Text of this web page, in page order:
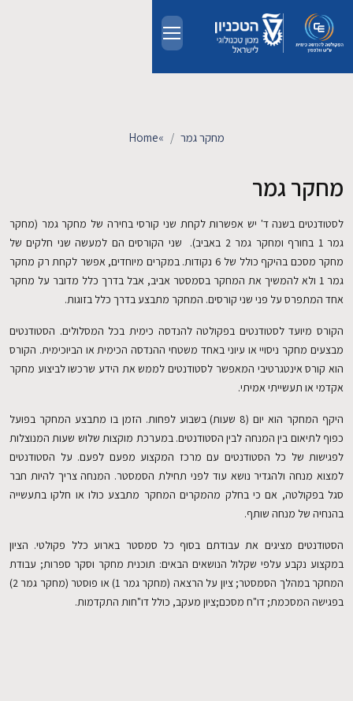
חדשות ואירועים
קשרי תעשייה
צרו קשר
Home» מחקר גמר
מחקר גמר
לסטודנטים בשנה ד' יש אפשרות לקחת שני קורסי בחירה של מחקר גמר (מחקר
גמר 1 בחורף ומחקר גמר 2 באביב). שני הקורסים הם למעשה שני חלקים של
מחקר מסכם בהיקף כולל של 6 נקודות. במקרים מיוחדים, אפשר לקחת רק מחקר
גמר 1 ולא להמשיך את המחקר בסמסטר אביב, אבל בדרך כלל מדובר על מחקר
אחד המתפרס על פני שני קורסים. המחקר מתבצע בדרך כלל בזוגות.
הקורס מיועד לסטודנטים בפקולטה להנדסה כימית בכל המסלולים. הסטודנטים
מבצעים מחקר ניסויי או עיוני באחד משטחי ההנדסה הכימית או הביוכימית. הקורס
הוא קורס אינטגרטיבי המאפשר לסטודנטים לממש את הידע שרכשו לביצוע מחקר
אקדמי או תעשייתי אמיתי.
היקף המחקר הוא יום (8 שעות) בשבוע לפחות. הזמן בו מתבצע המחקר בפועל
כפוף לתיאום בין המנחה לבין הסטודנטים. במערכת מוקצות שלוש שעות המנוצלות
לפגישות של כל הסטודנטים עם מרכז המקצוע מפעם לפעם. על הסטודנטים
למצוא מנחה ולהגדיר נושא עוד לפני תחילת הסמסטר. המנחה צריך להיות חבר
סגל בפקולטה, אם כי בחלק מהמקרים המחקר מתבצע כולו או חלקו בתעשייה
בהנחיה של מנחה שותף.
הסטודנטים מציגים את עבודתם בסוף כל סמסטר בארוע כלל פקולטי. הציון
במקצוע נקבע עלפי שקלול הנושאים הבאים: תוכנית מחקר וסקר ספרות; עבודת
המחקר במהלך הסמסטר; ציון על הרצאה (מחקר גמר 1) או פוסטר (מחקר גמר 2)
בפגישה המסכמת; דו"ח מסכם;ציון מעקב, כולל דו"חות התקדמות.